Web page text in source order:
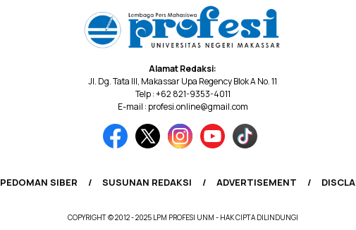
Alamat Redaksi:
Jl. Dg. Tata III, Makassar Upa Regency Blok A No. 11
Telp : +62 821-9353-4011
E-mail : profesi.online@gmail.com
PEDOMAN SIBER SUSUNAN REDAKSI ADVERTISEMENT
COPYRIGHT © 2012 - 2025 LPM PROFESI UNM - HAK CIPTA DILINDUNGI